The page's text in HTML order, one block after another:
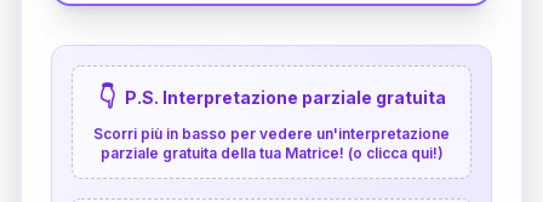
👇 P.S. Interpretazione parziale gratuita
Scorri più in basso per vedere un'interpretazione
parziale gratuita della tua Matrice! (o clicca qui!)